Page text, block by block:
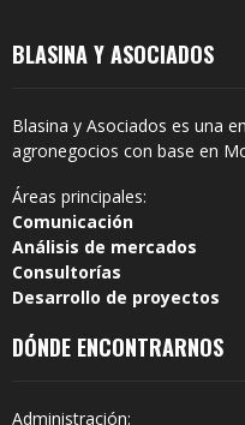
BLASINA Y ASOCIADOS
Blasina y Asociados es una
agronegocios con base en
Áreas principales:
Comunicación
Análisis de mercados
Consultorías
Desarrollo de proyectos
DÓNDE ENCONTRARNOS
Administración: